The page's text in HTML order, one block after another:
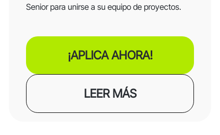
Senior para unirse a su equipo de proyectos.
Ingeniero de Software Senior
Híbrido – Londres (1 día por semana)
Hasta £550 por día
¡APLICA AHORA!
LEER MÁS